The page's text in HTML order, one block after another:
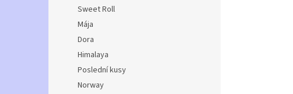
Sweet Roll
Mája
Dora
Himalaya
Poslední kusy
Norway